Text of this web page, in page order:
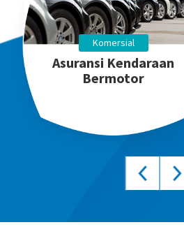
Komersial
Asuransi Kendaraan
Bermotor